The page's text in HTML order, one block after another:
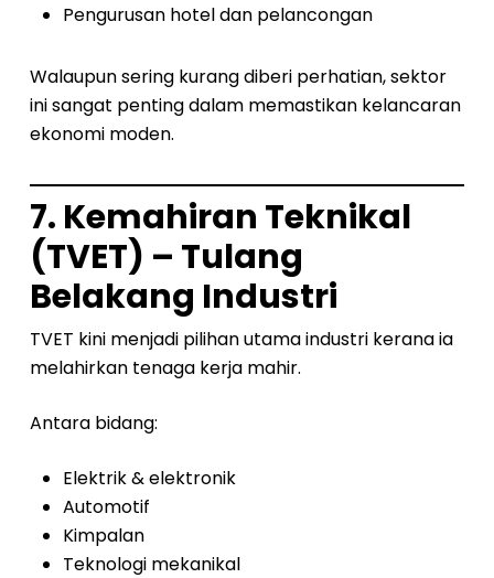
Pengurusan hotel dan pelancongan
Walaupun sering kurang diberi perhatian, sektor
ini sangat penting dalam memastikan kelancaran
ekonomi moden.
7. Kemahiran Teknikal
(TVET) – Tulang
Belakang Industri
TVET kini menjadi pilihan utama industri kerana ia
melahirkan tenaga kerja mahir.
Antara bidang:
Elektrik & elektronik
Automotif
Kimpalan
Teknologi mekanikal